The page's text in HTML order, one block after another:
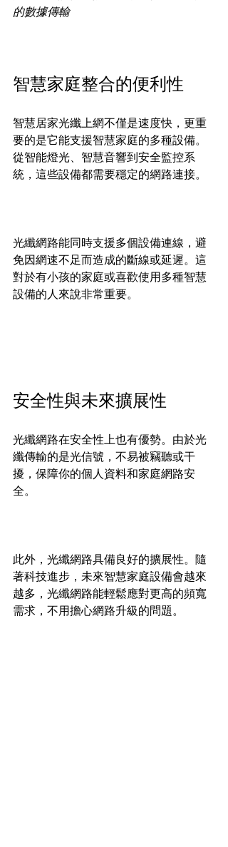
的數據傳輸
智慧家庭整合的便利性
智慧居家光纖上網不僅是速度快，更重
要的是它能支援智慧家庭的多種設備。
從智能燈光、智慧音響到安全監控系
統，這些設備都需要穩定的網路連接。
光纖網路能同時支援多個設備連線，避
免因網速不足而造成的斷線或延遲。這
對於有小孩的家庭或喜歡使用多種智慧
設備的人來說非常重要。
安全性與未來擴展性
光纖網路在安全性上也有優勢。由於光
纖傳輸的是光信號，不易被竊聽或干
擾，保障你的個人資料和家庭網路安
全。
此外，光纖網路具備良好的擴展性。隨
著科技進步，未來智慧家庭設備會越來
越多，光纖網路能輕鬆應對更高的頻寬
需求，不用擔心網路升級的問題。